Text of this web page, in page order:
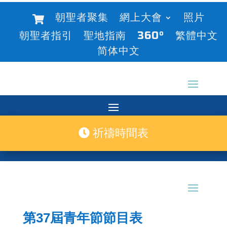
朝聖者聚集 網上大會
照片
朝聖者指引
聖地指南 360°
繁體中文
简体中文
祈禱時間表
第37屆青年節節目表